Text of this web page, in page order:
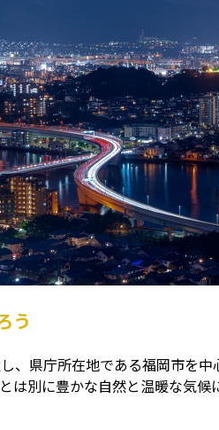
う
、県庁所在地である福岡市を
は別に豊かな自然と温暖な気